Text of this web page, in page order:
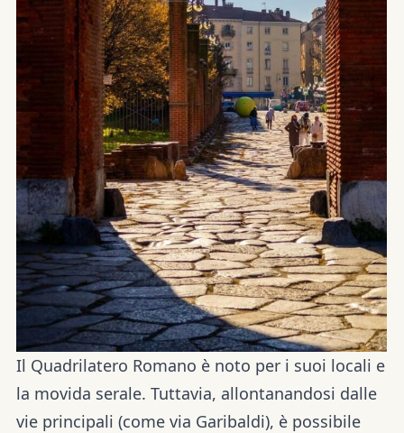
Il Quadrilatero Romano è noto per i suoi locali e
la movida serale. Tuttavia, allontanandosi dalle
vie principali (come via Garibaldi), è possibile